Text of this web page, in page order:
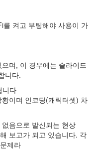
켜고 부팅해야 사용이 가
며, 이 경우에는 슬라이드
니다.
니다
이며 인코딩(캐릭터셋) 차
음으로 발신되는 현상
보고가 되고 있습니다. 각
제라